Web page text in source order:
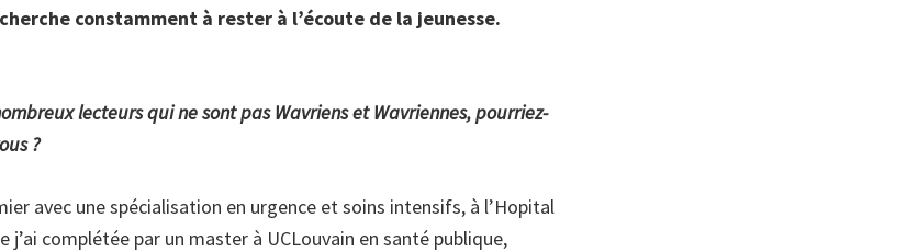
constamment à rester à l’écoute de la jeunesse.
lecteurs qui ne sont pas Wavriens et Wavriennes, pourriez-
?
avec une spécialisation en urgence et soins intensifs, à l’Hopital
complétée par un master à UCLouvain en santé publique,